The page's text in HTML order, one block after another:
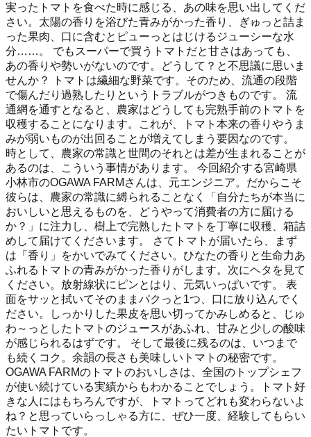
実ったトマトを食べた時に感じる、あの味を思い出してくだ
さい。太陽の香りを浴びた青みがかった香り、ぎゅっと詰ま
った果肉、口に含むとピューっとはじけるジューシーな水
分……。 でもスーパーで買うトマトだと甘さはあっても、
あの香りや勢いがないのです。どうして？と不思議に思いま
せんか？ トマトは繊細な野菜です。そのため、流通の段階
で傷んだり過熟したりというトラブルがつきものです。 流
通網を通すとなると、農家はどうしても完熟手前のトマトを
収穫することになります。これが、トマト本来の香りやうま
みが弱いものが出回ることが増えてしまう要因なのです。
時として、農家の常識と世間のそれとは差が生まれることが
あるのは、こういう事情があります。 今回紹介する宮崎県
小林市のOGAWA FARMさんは、元エンジニア。だからこそ
彼らは、農家の常識に縛られることなく「自分たちが本当に
おいしいと思えるものを、どうやって消費者の方に届ける
か？」に注力し、樹上で完熟したトマトを丁寧に収穫、箱詰
めして届けてくださいます。 さてトマトが届いたら、まず
は「香り」をかいでみてください。ひなたの香りと生命力あ
ふれるトマトの青みがかった香りがします。次にヘタを見て
ください。放射線状にピンとはり、元気いっぱいです。 表
面をサッと拭いてそのままパクっと1つ、口に放り込んでく
ださい。しっかりした果皮を思い切ってかみしめると、じゅ
わ～っとしたトマトのジュースがあふれ、甘みと少しの酸味
が感じられるはずです。 そして最後に残るのは、いつまで
も続くコク。余韻の長さも美味しいトマトの秘密です。
OGAWA FARMのトマトのおいしさは、全国のトップシェフ
が使い続けている実績からもわかることでしょう。トマト好
きな人にはもちろんですが、トマトってどれも変わらないよ
ね？と思っていらっしゃる方に、ぜひ一度、経験してもらい
たいトマトです。